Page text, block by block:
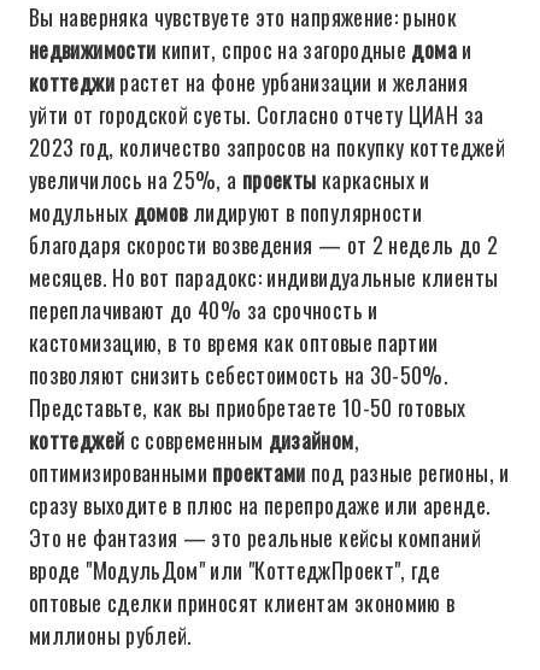
Вы наверняка чувствуете это напряжение: рынок
недвижимости кипит, спрос на загородные домаи
коттеджирастет на фоне урбанизации и желания
уйти от городской суеты. Согласно отчету ЦИАН за
2023 год, количество запросов на покупку коттеджей
увеличилось на 25%, а проекты каркасных и
модульных домовлидируют в популярности
благодаря скорости возведения — от 2 недель до 2
месяцев. Но вот парадокс: индивидуальные клиенты
переплачивают до 40% за срочность и
кастомизацию, в то время как оптовые партии
позволяют снизить себестоимость на 30-50%.
Представьте, как вы приобретаете 10-50 готовых
коттеджей с современным дизайном,
оптимизированными проектами под разные регионы, и
сразу выходите в плюс на перепродаже или аренде.
Это не фантазия — это реальные кейсы компаний
вроде "МодульДом" или "КоттеджПроект", где
оптовые сделки приносят клиентам экономию в
миллионы рублей.